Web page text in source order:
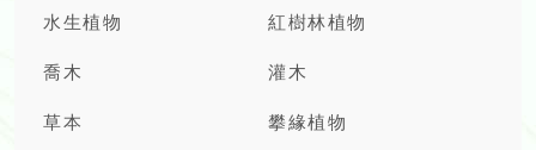
水生植物 紅樹林植物
喬木 灌木
草本 攀緣植物